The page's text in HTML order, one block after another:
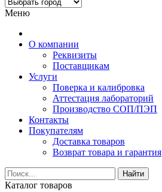
Меню
О компании
Реквизиты
Поставщикам
Услуги
Поверка и калибровка
Аттестация лабораторий
Производство СОП/ПЭП
Контакты
Покупателям
Доставка товаров
Возврат товара и гарантия
Найти
Каталог товаров